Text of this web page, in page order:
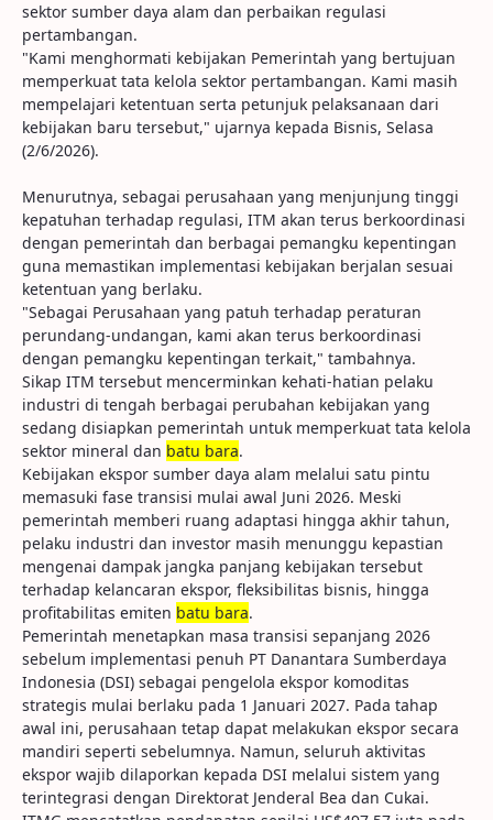
sektor sumber daya alam dan perbaikan regulasi
pertambangan.
"Kami menghormati kebijakan Pemerintah yang bertujuan
memperkuat tata kelola sektor pertambangan. Kami masih
mempelajari ketentuan serta petunjuk pelaksanaan dari
kebijakan baru tersebut," ujarnya kepada Bisnis, Selasa
(2/6/2026).
Menurutnya, sebagai perusahaan yang menjunjung tinggi
kepatuhan terhadap regulasi, ITM akan terus berkoordinasi
dengan pemerintah dan berbagai pemangku kepentingan
guna memastikan implementasi kebijakan berjalan sesuai
ketentuan yang berlaku.
"Sebagai Perusahaan yang patuh terhadap peraturan
perundang-undangan, kami akan terus berkoordinasi
dengan pemangku kepentingan terkait," tambahnya.
Sikap ITM tersebut mencerminkan kehati-hatian pelaku
industri di tengah berbagai perubahan kebijakan yang
sedang disiapkan pemerintah untuk memperkuat tata kelola
sektor mineral dan batu bara.
Kebijakan ekspor sumber daya alam melalui satu pintu
memasuki fase transisi mulai awal Juni 2026. Meski
pemerintah memberi ruang adaptasi hingga akhir tahun,
pelaku industri dan investor masih menunggu kepastian
mengenai dampak jangka panjang kebijakan tersebut
terhadap kelancaran ekspor, fleksibilitas bisnis, hingga
profitabilitas emiten batu bara.
Pemerintah menetapkan masa transisi sepanjang 2026
sebelum implementasi penuh PT Danantara Sumberdaya
Indonesia (DSI) sebagai pengelola ekspor komoditas
strategis mulai berlaku pada 1 Januari 2027. Pada tahap
awal ini, perusahaan tetap dapat melakukan ekspor secara
mandiri seperti sebelumnya. Namun, seluruh aktivitas
ekspor wajib dilaporkan kepada DSI melalui sistem yang
terintegrasi dengan Direktorat Jenderal Bea dan Cukai.